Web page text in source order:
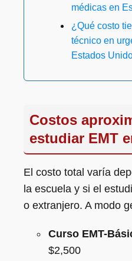
médicas en
¿Qué costo
técnico en
Estados
Costos
estudiar EMT
El costo total varía
la escuela y si el
o extranjero. A modo
Curso EMT-
$2,500